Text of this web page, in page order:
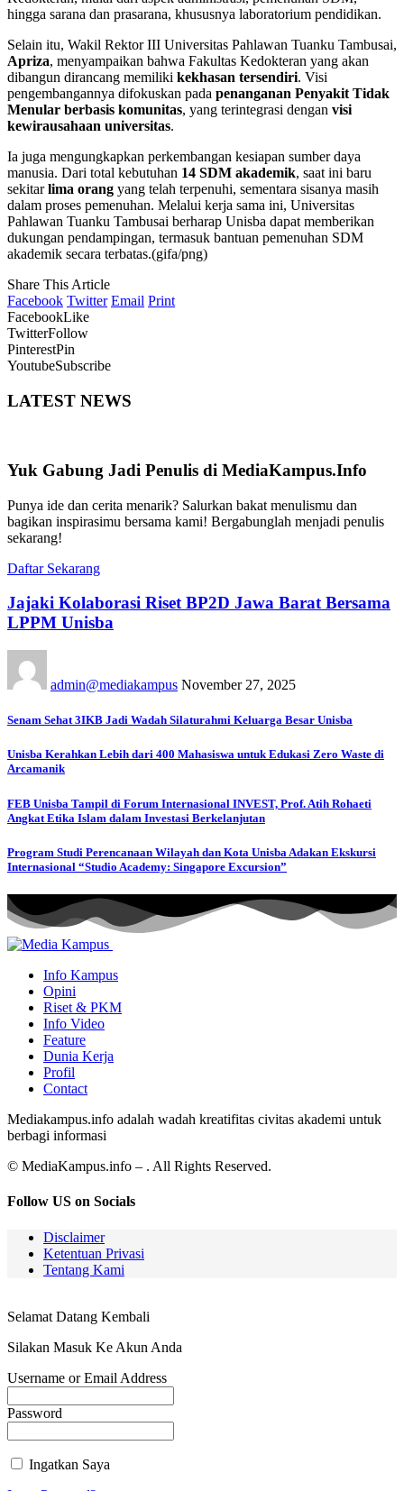
hingga sarana dan prasarana, khususnya laboratorium pendidikan.
Selain itu, Wakil Rektor III Universitas Pahlawan Tuanku Tambusai,
Apriza, menyampaikan bahwa Fakultas Kedokteran yang akan
dibangun dirancang memiliki kekhasan tersendiri. Visi
pengembangannya difokuskan pada penanganan Penyakit Tidak
Menular berbasis komunitas, yang terintegrasi dengan visi
kewirausahaan universitas.
Ia juga mengungkapkan perkembangan kesiapan sumber daya
manusia. Dari total kebutuhan 14 SDM akademik, saat ini baru
sekitarlima orang yang telah terpenuhi, sementara sisanya masih
dalam proses pemenuhan. Melalui kerja sama ini, Universitas
Pahlawan Tuanku Tambusai berharap Unisba dapat memberikan
dukungan pendampingan, termasuk bantuan pemenuhan SDM
akademik secara terbatas.(gifa/png)
Share This Article
Facebook Twitter Email Print
FacebookLike
TwitterFollow
PinterestPin
YoutubeSubscribe
LATEST NEWS
Yuk Gabung Jadi Penulis di MediaKampus.Info
Punya ide dan cerita menarik? Salurkan bakat menulismu dan
bagikan inspirasimu bersama kami! Bergabunglah menjadi penulis
sekarang!
Daftar Sekarang
Jajaki Kolaborasi Riset BP2D Jawa Barat Bersama
LPPM Unisba
admin@mediakampus November 27, 2025
Senam Sehat 3IKB Jadi Wadah Silaturahmi Keluarga Besar Unisba
Unisba Kerahkan Lebih dari 400 Mahasiswa untuk Edukasi Zero Waste di
Arcamanik
FEB Unisba Tampil di Forum Internasional INVEST, Prof. Atih Rohaeti
Angkat Etika Islam dalam Investasi Berkelanjutan
Program Studi Perencanaan Wilayah dan Kota Unisba Adakan Ekskursi
Internasional “Studio Academy: Singapore Excursion”
Info Kampus
Opini
Riset & PKM
Info Video
Feature
Dunia Kerja
Profil
Contact
Mediakampus.info adalah wadah kreatifitas civitas akademi untuk
berbagi informasi
© MediaKampus.info – . All Rights Reserved.
Follow US on Socials
Disclaimer
Ketentuan Privasi
Tentang Kami
Selamat Datang Kembali
Silakan Masuk Ke Akun Anda
Username or Email Address
Password
Ingatkan Saya